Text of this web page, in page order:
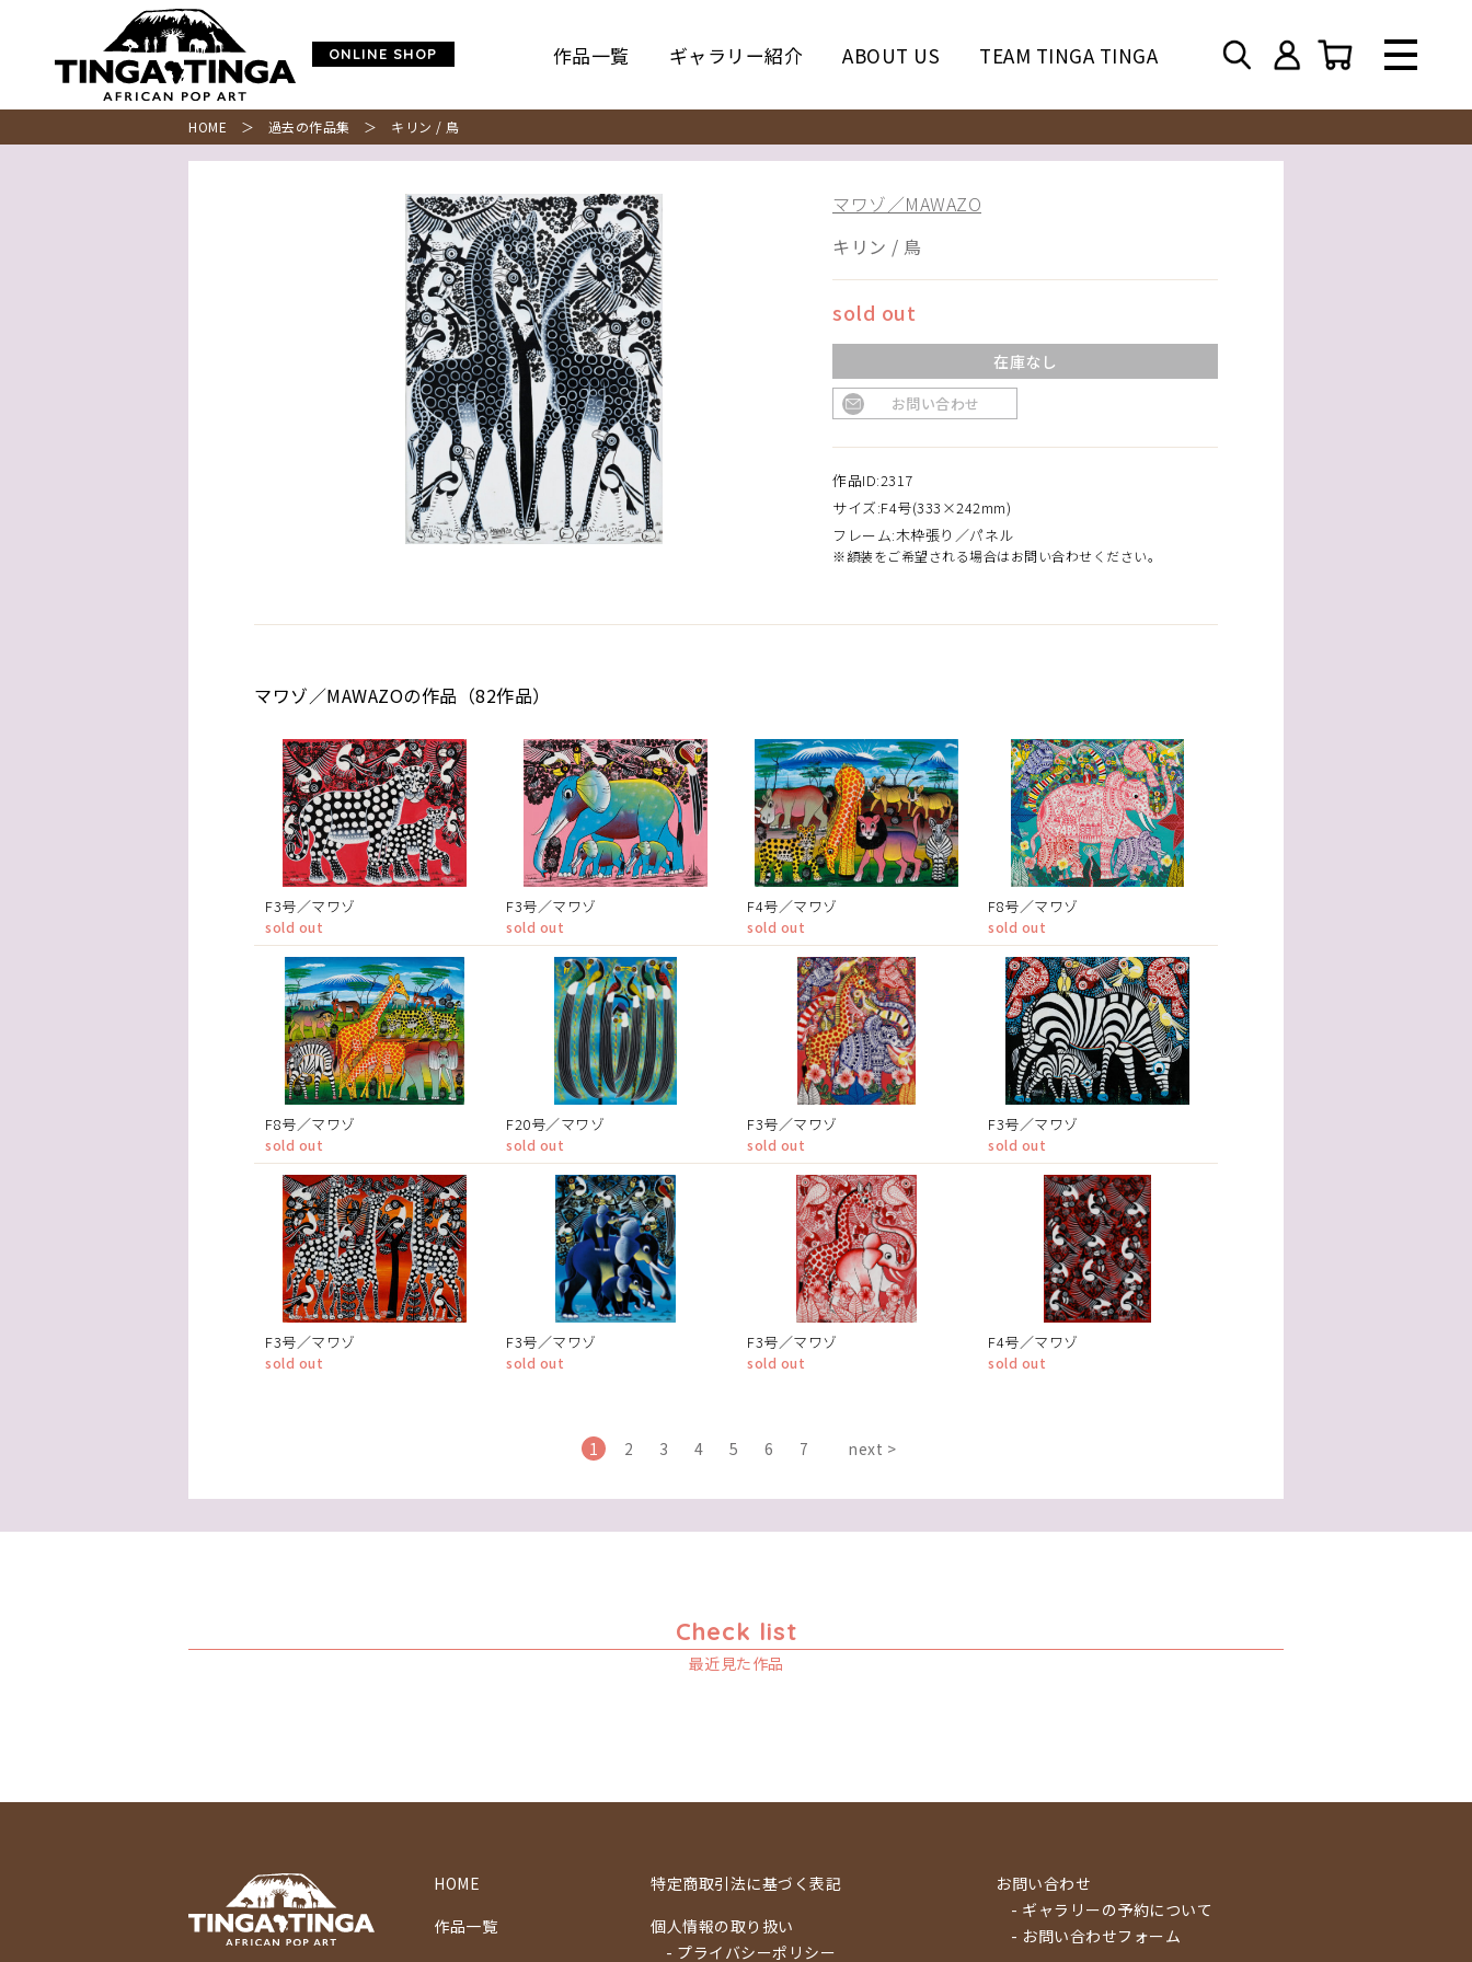
ONLINE SHOP 作品一覧 ギャラリー紹介 ABOUT US TEAM TINGA TINGA
HOME ＞ 過去の作品集 ＞ キリン / 鳥
マワゾ／MAWAZO
キリン / 鳥
sold out
在庫なし
お問い合わせ
作品ID:2317
サイズ:F4号(333×242mm)
フレーム:木枠張り／パネル
※額装をご希望される場合はお問い合わせください。
マワゾ／MAWAZOの作品（82作品）
F3号／マワゾ
sold out
F3号／マワゾ
sold out
F4号／マワゾ
sold out
F8号／マワゾ
sold out
F8号／マワゾ
sold out
F20号／マワゾ
sold out
F3号／マワゾ
sold out
F3号／マワゾ
sold out
F3号／マワゾ
sold out
F3号／マワゾ
sold out
F3号／マワゾ
sold out
F4号／マワゾ
sold out
1 2 3 4 5 6 7 next >
Check list
最近見た作品
HOME
作品一覧
特定商取引法に基づく表記
個人情報の取り扱い
- プライバシーポリシー
お問い合わせ
- ギャラリーの予約について
- お問い合わせフォーム